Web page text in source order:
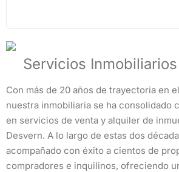
Servicios
Con más de 20 años de trayectoria en
nuestra inmobiliaria se ha consolidado
en servicios de venta y alquiler de
Desvern. A lo largo de estas dos
acompañado con éxito a cientos de
compradores e inquilinos, ofreciendo